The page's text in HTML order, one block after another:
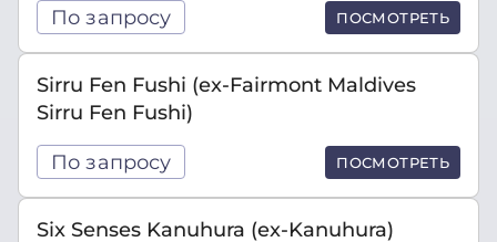
По запросу ПОСМОТРЕТЬ
Sirru Fen Fushi (ex-Fairmont Maldives
Sirru Fen Fushi)
По запросу ПОСМОТРЕТЬ
Six Senses Kanuhura (ex-Kanuhura)